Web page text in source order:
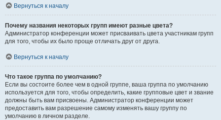
Вернуться к началу
Почему названия некоторых групп имеют разные цвета?
Администратор конференции может присваивать цвета участникам групп
для того, чтобы их было проще отличать друг от друга.
Вернуться к началу
Что такое группа по умолчанию?
Если вы состоите более чем в одной группе, ваша группа по умолчанию
используется для того, чтобы определить, какие групповые цвет и звание
должны быть вам присвоены. Администратор конференции может
предоставить вам разрешение самому изменять вашу группу по
умолчанию в личном разделе.